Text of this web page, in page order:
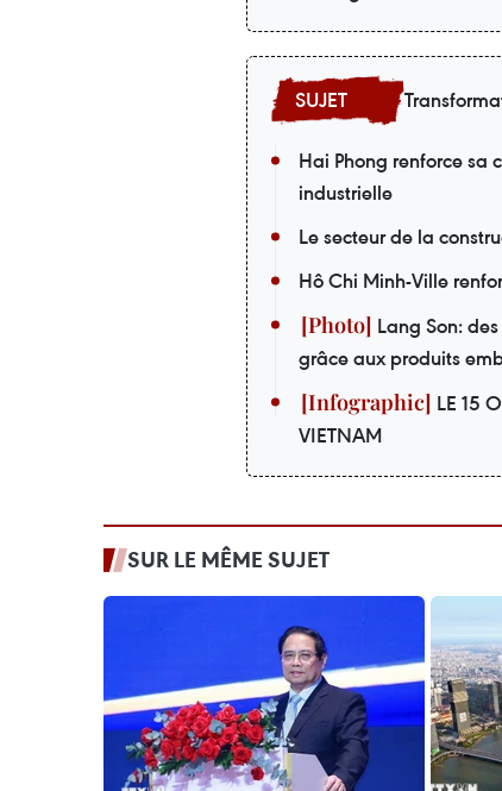
Hai Phong renforce sa
industrielle
Le secteur de la
Hô Chi Minh-Ville
Lang Son:
grâce aux produits
LE 15
VIETNAM
SUR LE MÊME SUJET